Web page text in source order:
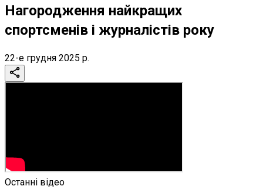
Нагородження найкращих
спортсменів і журналістів року
22-е грудня 2025 р.
Останні відео